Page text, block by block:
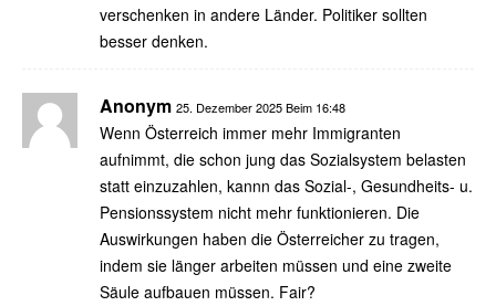
verschenken in andere Länder. Politiker sollten
besser denken.
Anonym 25. Dezember 2025 Beim 16:48
Wenn Österreich immer mehr Immigranten
aufnimmt, die schon jung das Sozialsystem belasten
statt einzuzahlen, kannn das Sozial-, Gesundheits- u.
Pensionssystem nicht mehr funktionieren. Die
Auswirkungen haben die Österreicher zu tragen,
indem sie länger arbeiten müssen und eine zweite
Säule aufbauen müssen. Fair?